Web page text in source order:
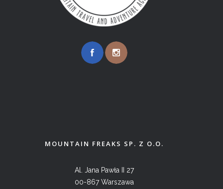
MOUNTAIN FREAKS SP. Z O.O.
Al. Jana Pawła II 27
00-867 Warszawa